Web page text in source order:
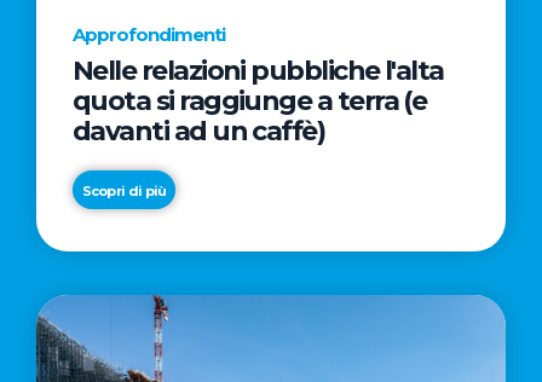
Approfondimenti
Nelle relazioni pubbliche l'alta
quota si raggiunge a terra (e
davanti ad un caffè)
Scopri di più